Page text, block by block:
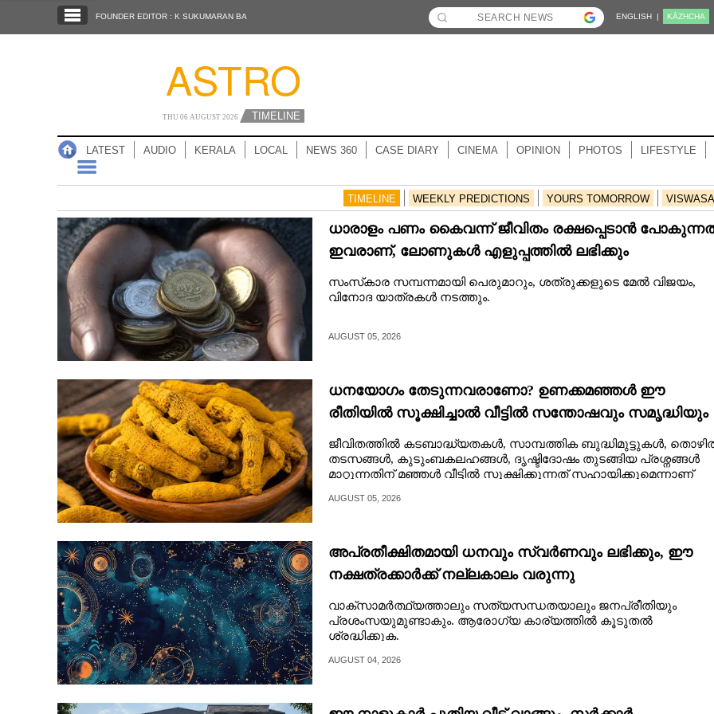
KERALA
NEWS 360
CASE DIARY
OPINION
PHOTOS
LIFESTYLE
SPIRITUAL
FOUNDER EDITOR : K SUKUMARAN BA ENGLISH | KĀZHCHA
ASTRO
THU 06 AUGUST 2026 TIMELINE
LATEST AUDIO KERALA LOCAL NEWS 360 CASE DIARY CINEMA OPINION PHOTOS LIFESTYLE
TIMELINE WEEKLY PREDICTIONS YOURS TOMORROW
ധാരാളം പണം കൈവന്ന് ജീവിതം രക്ഷപ്പെടാൻ
ഇവരാണ്, ലോണുകൾ എളുപ്പത്തിൽ ലഭിക്കും
സംസ്‌കാര സമ്പന്നമായി പെരുമാറും, ശത്രുക്കളുടെ മേൽ വിജയം,
വിനോദ യാത്രകൾ നടത്തും.
AUGUST 05, 2026
ധനയോഗം തേടുന്നവരാണോ?​ ഉണക്കമഞ്ഞൾ​ ഈ
രീതിയിൽ സൂക്ഷിച്ചാൽ വീട്ടിൽ സന്തോഷവും സമൃദ്ധിയും
വർദ്ധിക്കും
ജീവിതത്തിൽ കടബാദ്ധ്യതകൾ, സാമ്പത്തിക ബുദ്ധിമുട്ടുകൾ,
തടസങ്ങൾ, കുടുംബകലഹങ്ങൾ, ദൃഷ്ടിദോഷം തുടങ്ങിയ പ്രശ്നങ്ങൾ
മാറ്റുന്നതിന് മഞ്ഞൾ വീട്ടിൽ സൂക്ഷിക്കുന്നത് സഹായിക്കുമെന്നാണ്
AUGUST 05, 2026
അപ്രതീക്ഷിതമായി ധനവും സ്വർണവും ലഭിക്കും, ഈ
നക്ഷത്രക്കാർക്ക് നല്ലകാലം വരുന്നു
വാക്‌സാമര്‍ത്ഥ്യത്താലും സത്യസന്ധതയാലും ജനപ്രീതിയും
പ്രശംസയുമുണ്ടാകും. ആരോഗ്യ കാര്യത്തിൽ‍ കൂടുതല്‍
ശ്രദ്ധിക്കുക.
AUGUST 04, 2026